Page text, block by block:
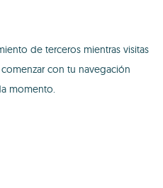
de terceros mientras visitas
con tu navegación
momento.